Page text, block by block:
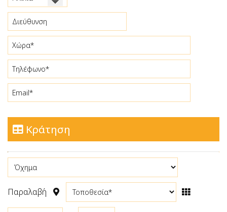
Κατηγορία F Μικρά Αυτόματα αυτοκίνητα
Κατηγορία F1 Μεγαλύτερα Αυτόματα Αυτοκίνητα
Category F2 larger automatic Cars
Κατηγορία J1 Μεγαλύτερα SUV Αυτοκίνητα
Κράτηση
Παραλαβή